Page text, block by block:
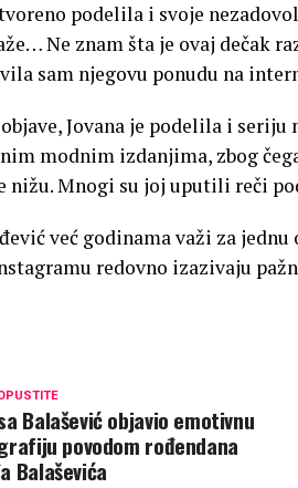
podelila i svoje
Ne znam šta je ovaj dečak
sam njegovu ponudu na
Jovana je podelila i
modnim izdanjima, zbog
nižu. Mnogi su joj uputili reči
već godinama važi za
redovno izazivaju
Balašević objavio emotivnu
povodom rođendana
Balaševića